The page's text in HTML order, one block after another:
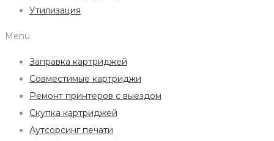
Утилизация
Menu
Заправка картриджей
Совместимые картриджи
Ремонт принтеров с выездом
Скупка картриджей
Аутсорсинг печати